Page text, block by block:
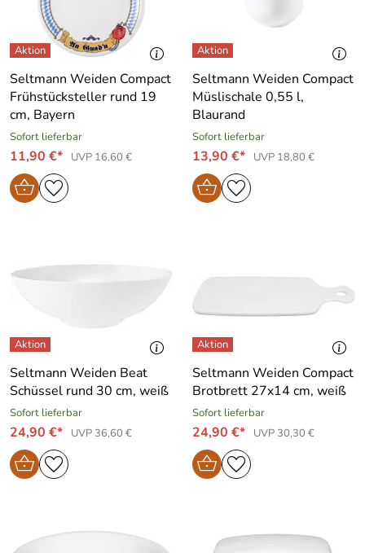
Seltmann Weiden Compact
Frühstücksteller rund 19
cm, Bayern
Sofort lieferbar
11,90 €* UVP 16,60 €
Seltmann Weiden Compact
Müslischale 0,55 l,
Blaurand
Sofort lieferbar
13,90 €* UVP 18,80 €
Seltmann Weiden Beat
Schüssel rund 30 cm, weiß
Sofort lieferbar
24,90 €* UVP 36,60 €
Seltmann Weiden Compact
Brotbrett 27x14 cm, weiß
Sofort lieferbar
24,90 €* UVP 30,30 €